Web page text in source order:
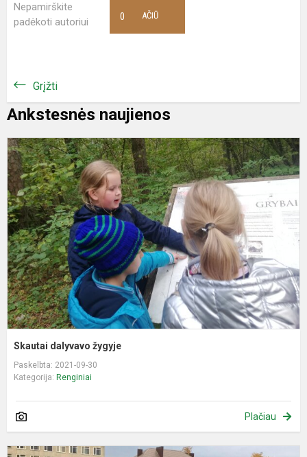
Nepamirškite
padėkoti autoriui
AČIŪ
0
Grįžti
Ankstesnės naujienos
Skautai dalyvavo žygyje
Paskelbta: 2021-09-30
Kategorija: Renginiai
Plačiau